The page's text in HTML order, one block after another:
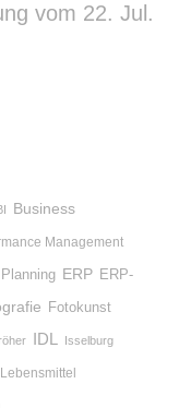
vom 22. Jul.
Business
Management
ERP ERP-
Fotokunst
IDL Isselburg
Lebensmittel